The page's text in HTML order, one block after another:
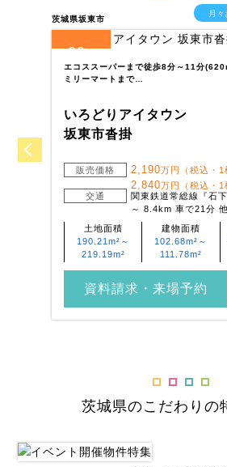
茨城県坂東市
月
29
エコススーパーまで徒歩8分～11分
ミリーマートまで…
いろどりアイタウン
坂東市沓掛
販売価格 2,190万円（税込・1
2,840万円（税込・1
交通
関東鉄道常総線『石
～ 8.4km 車で21分 他
土地面積
190.21m²～
219.19m²
建物面積
102.68m²～
111.78m²
資料請求・来場予約
茨城県のこだわりの